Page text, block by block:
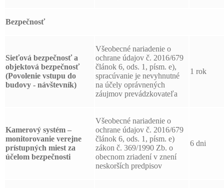
Bezpečnosť
Sieťová bezpečnosť a
objektová bezpečnosť
(Povolenie vstupu do
budovy - návštevník)
Všeobecné nariadenie o
ochrane údajov č. 2016/679
článok 6, ods. 1, písm. e),
spracúvanie je nevyhnutné
na účely oprávnených
záujmov prevádzkovateľa
1 rok
Kamerový systém –
monitorovanie verejne
prístupných miest za
účelom bezpečnosti
Všeobecné nariadenie o
ochrane údajov č. 2016/679
článok 6, ods. 1, písm. e)
zákon č. 369/1990 Zb. o
obecnom zriadení v znení
neskorších predpisov
6 dni